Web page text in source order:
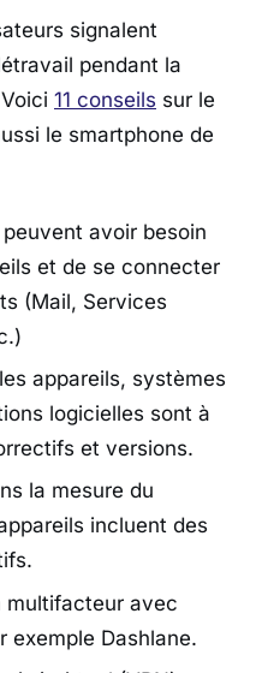
signalent
pendant la
11 conseils sur le
le smartphone de
avoir besoin
et de se connecter
(Mail, Services
appareils, systèmes
logicielles sont à
et versions.
la mesure du
incluent des
multifacteur avec
exemple Dashlane.